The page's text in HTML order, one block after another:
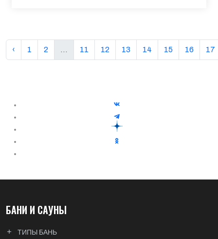
‹ 1 2 ... 11 12 13 14 15 16 17
БАНИ И САУНЫ
ТИПЫ БАНЬ